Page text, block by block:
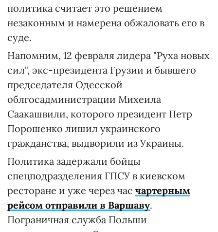
политика считает это решением
незаконным и намерена обжаловать его в
суде.
Напомним, 12 февраля лидера "Руха новых
сил", экс-президента Грузии и бывшего
председателя Одесской
облгосадминистрации Михеила
Саакашвили, которого президент Петр
Порошенко лишил украинского
гражданства, выдворили из Украины.
Политика задержали бойцы
спецподразделения ГПСУ в киевском
ресторане и уже через час чартерным
рейсом отправили в Варшаву.
Пограничная служба Польши